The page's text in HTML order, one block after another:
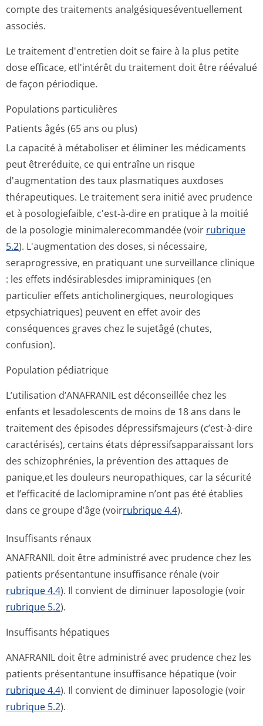
compte des traitements analgésiquesé­ventuellement
associés.
Le traitement d'entretien doit se faire à la plus petite
dose efficace, etl'intérêt du traitement doit être réévalué
de façon périodique.
Populations particulières
Patients âgés (65 ans ou plus)
La capacité à métaboliser et éliminer les médicaments
peut êtreréduite, ce qui entraîne un risque
d'augmentation des taux plasmatiques auxdoses
thérapeutiques. Le traitement sera initié avec prudence
et à posologiefaible, c'est-à-dire en pratique à la moitié
de la posologie minimalerecommandée (voir rubrique
5.2). L'augmentation des doses, si nécessaire,
seraprogressive, en pratiquant une surveillance clinique
: les effets indésirablesdes imipraminiques (en
particulier effets anticholinergiques, neurologiques
etpsychiatriques) peuvent en effet avoir des
conséquences graves chez le sujetâgé (chutes,
confusion).
Population pédiatrique
L’utilisation d’ANAFRANIL est déconseillée chez les
enfants et lesadolescents de moins de 18 ans dans le
traitement des épisodes dépressifsmajeurs (c’est-à-dire
caractérisés), certains états dépressifsappa­raissant lors
des schizophrénies, la prévention des attaques de
panique,et les douleurs neuropathiques, car la sécurité
et l’efficacité de laclomipramine n’ont pas été établies
dans ce groupe d’âge (voirrubrique 4.4).
Insuffisants rénaux
ANAFRANIL doit être administré avec prudence chez les
patients présentantune insuffisance rénale (voir
rubrique 4.4). Il convient de diminuer laposologie (voir
rubrique 5.2).
Insuffisants hépatiques
ANAFRANIL doit être administré avec prudence chez les
patients présentantune insuffisance hépatique (voir
rubrique 4.4). Il convient de diminuer laposologie (voir
rubrique 5.2).